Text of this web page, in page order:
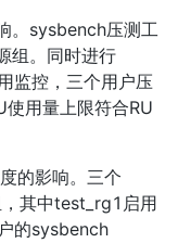
。sysbench压测工
组。同时进行
监控，三个用户压
使用量上限符合RU
的影响。三个
其中test_rg1启用
的sysbench